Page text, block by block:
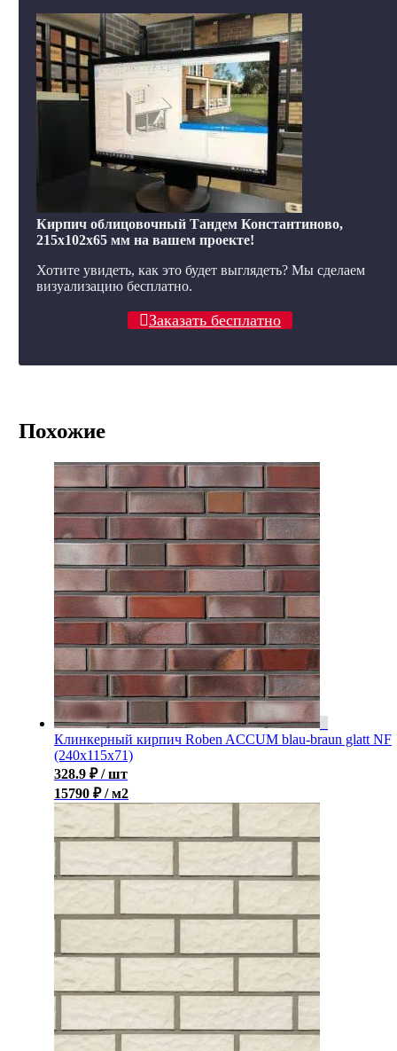
Кирпич облицовочный Тандем Константиново,
215x102x65 мм на вашем проекте!
Хотите увидеть, как это будет выглядеть? Мы сделаем
визуализацию бесплатно.
Заказать бесплатно
Похожие
Клинкерный кирпич Roben ACCUM blau-braun glatt NF
(240х115х71)
328.9 ₽ / шт
15790 ₽ / м2